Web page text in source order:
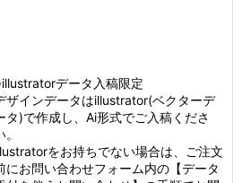
データ入稿限定
ザインデータはillustrator(ベクターデ
タ)で作成し、Ai形式でご入稿くださ
。
をお持ちでない場合は、ご注文
にお問い合わせフォーム内の【データ